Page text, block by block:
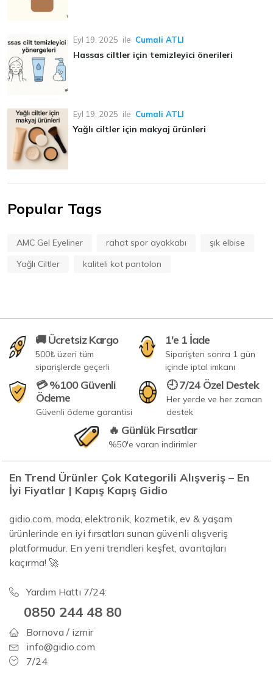
Eyl 19, 2025 ile Cumali ATLI
Hassas ciltler için temizleyici önerileri
Eyl 19, 2025 ile Cumali ATLI
Yağlı ciltler için makyaj ürünleri
Popular Tags
AMC Gel Eyeliner rahat spor ayakkabı
şık elbise
Yağlı Ciltler
kaliteli kot pantolon
🚚 Ücretsiz Kargo
500₺ üzeri tüm
siparişlerde geçerli
1'e 1 İade
Siparişten sonra 1 gün
içinde iptal imkanı
💳 %100 Güvenli
Ödeme
Güvenli ödeme garantisi
🕘 7/24 Özel Destek
Her yerde ve her zaman
destek
🔥 Günlük Fırsatlar
%50'e varan indirimler
En Trend Ürünler Çok Kategorili Alışveriş – En
İyi Fiyatlar | Kapış Kapış Gidio
gidio.com, moda, elektronik, kozmetik, ev & yaşam
ürünlerinde en iyi fırsatları sunan güvenli alışveriş
platformudur. En yeni trendleri keşfet, avantajları
kaçırma! 🚀
Yardım Hattı 7/24:
0850 244 48 80
Bornova / izmir
info@gidio.com
7/24